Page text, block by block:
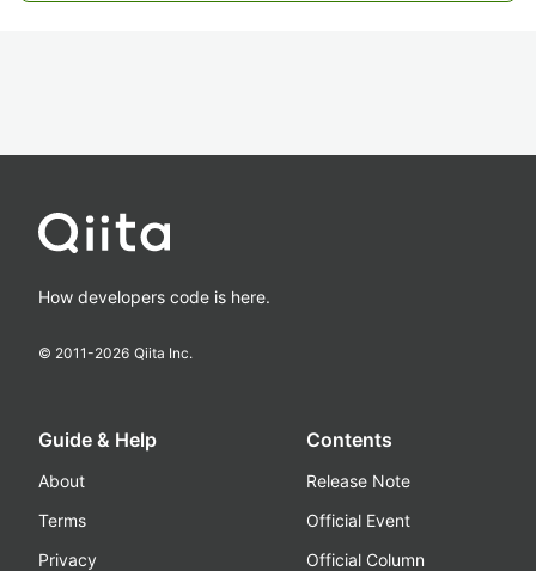
How developers code is here.
© 2011-2026 Qiita Inc.
Guide & Help
About
Terms
Privacy
Contents
Release Note
Official Event
Official Column